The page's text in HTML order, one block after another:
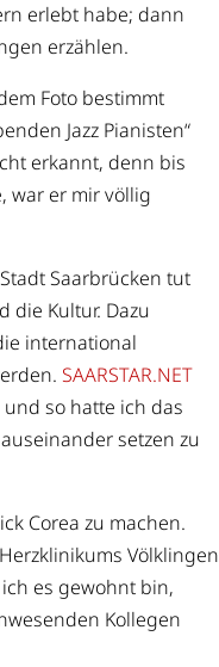
erlebt habe; dann
erzählen.
Foto bestimmt
Jazz Pianisten“
erkannt, denn bis
war er mir völlig
Saarbrücken tut
die Kultur. Dazu
international
SAARSTAR.NET
so hatte ich das
setzen zu
Corea zu machen.
Völklingen
es gewohnt bin,
Kollegen